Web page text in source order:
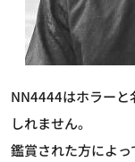
NN4444はホラーと
しれません。
鑑賞された方によ